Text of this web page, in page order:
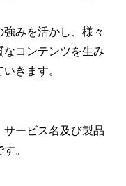
みを活かし、様々
コンテンツを生み
きます。
ービス名及び製品
。